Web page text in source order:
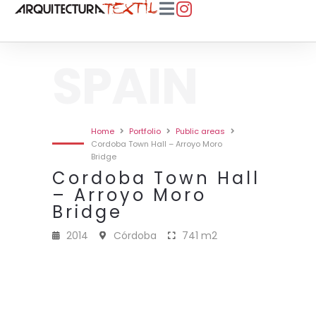
Home Portfolio
Public areas
Cordoba Town Hall – Arroyo Moro
Bridge
Cordoba Town Hall
– Arroyo Moro
Bridge
2014 Córdoba 741 m2